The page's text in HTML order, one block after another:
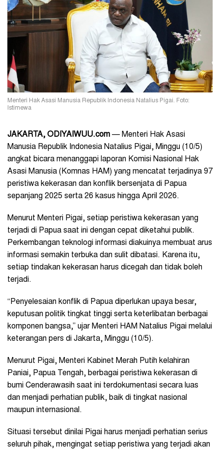
Menteri Hak Asasi Manusia Republik Indonesia Natalius Pigai. Foto:
Istimewa
JAKARTA, ODIYAIWUU.com — Menteri Hak Asasi
Manusia Republik Indonesia Natalius Pigai, Minggu (10/5)
angkat bicara menanggapi laporan Komisi Nasional Hak
Asasi Manusia (Komnas HAM) yang mencatat terjadinya 97
peristiwa kekerasan dan konflik bersenjata di Papua
sepanjang 2025 serta 26 kasus hingga April 2026.
Menurut Menteri Pigai, setiap peristiwa kekerasan yang
terjadi di Papua saat ini dengan cepat diketahui publik.
Perkembangan teknologi informasi diakuinya membuat arus
informasi semakin terbuka dan sulit dibatasi. Karena itu,
setiap tindakan kekerasan harus dicegah dan tidak boleh
terjadi.
“Penyelesaian konflik di Papua diperlukan upaya besar,
keputusan politik tingkat tinggi serta keterlibatan berbagai
komponen bangsa,” ujar Menteri HAM Natalius Pigai melalui
keterangan pers di Jakarta, Minggu (10/5).
Menurut Pigai, Menteri Kabinet Merah Putih kelahiran
Paniai, Papua Tengah, berbagai peristiwa kekerasan di
bumi Cenderawasih saat ini terdokumentasi secara luas
dan menjadi perhatian publik, baik di tingkat nasional
maupun internasional.
Situasi tersebut dinilai Pigai harus menjadi perhatian serius
seluruh pihak, mengingat setiap peristiwa yang terjadi akan